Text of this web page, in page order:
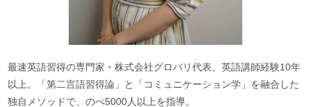
最速英語習得の専門家・株式会社グロバリ代表。英語講師経験10年
以上。「第二言語習得論」と「コミュニケーション学」を融合した
独自メソッドで、のべ5000人以上を指導。